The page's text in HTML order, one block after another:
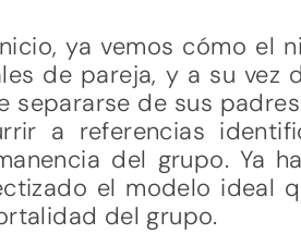
ya vemos cómo el
de pareja, y a su vez
separarse de sus
a referencias
del grupo. Ya
el modelo ideal
del grupo.